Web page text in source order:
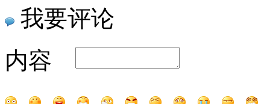
我要评论
内容